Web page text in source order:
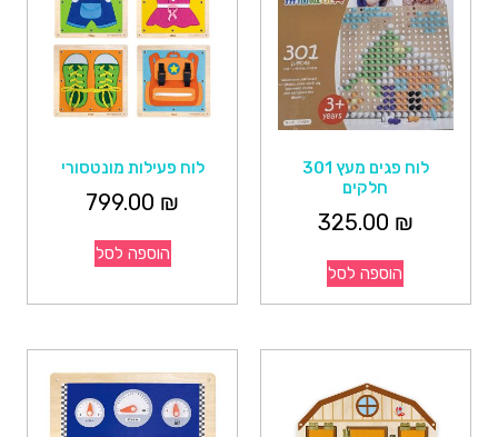
לוח פגים מעץ 301
חלקים
325.00 ₪
הוספה לסל
לוח פעילות מונטסורי
799.00 ₪
הוספה לסל